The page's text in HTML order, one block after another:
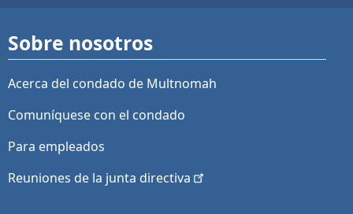
Sobre nosotros
Acerca del condado de Multnomah
Comuníquese con el condado
Para empleados
Reuniones de la junta directiva